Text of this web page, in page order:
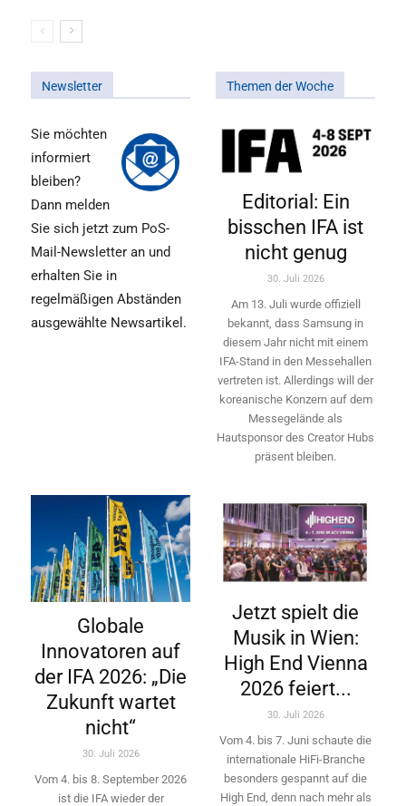
Newsletter
Sie möchten
informiert
bleiben?
Dann melden
Sie sich jetzt zum PoS-
Mail-Newsletter an und
erhalten Sie in
regelmäßigen Abständen
ausgewählte Newsartikel.
Themen der Woche
Editorial: Ein
bisschen IFA ist
nicht genug
30. Juli 2026
Am 13. Juli wurde offiziell
bekannt, dass Samsung in
diesem Jahr nicht mit einem
IFA-Stand in den Messehallen
vertreten ist. Allerdings will ­der
koreanische Konzern auf dem
Messegelände als
Hautsponsor des Creator Hubs
präsent bleiben.
Globale
Innovatoren auf
der IFA 2026: „Die
Zukunft wartet
nicht“
30. Juli 2026
Vom 4. bis 8. September 2026
ist die IFA wieder der
Jetzt spielt die
Musik in Wien:
High End Vienna
2026 feiert...
30. Juli 2026
Vom 4. bis 7. Juni schaute die
internationale HiFi-Branche
besonders gespannt auf die
High End, denn nach mehr als